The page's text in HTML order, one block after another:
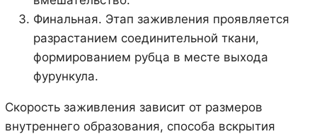
Финальная. Этап заживления проявляется
разрастанием соединительной ткани,
формированием рубца в месте выхода
фурункула.
Скорость заживления зависит от размеров
внутреннего образования, способа вскрытия